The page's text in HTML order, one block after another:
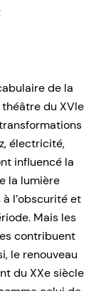
de la
du XVIe
électricité,
influencé la
la lumière
l’obscurité et
Mais les
contribuent
le renouveau
du XXe siècle